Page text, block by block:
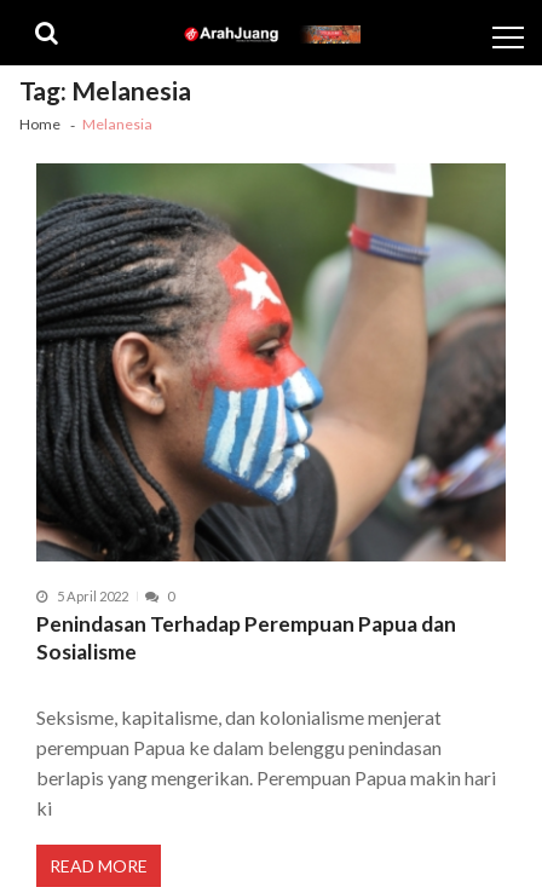
navigation
content
Tag: Melanesia
Home Melanesia
5 April 2022 0
Penindasan Terhadap Perempuan Papua dan
Sosialisme
Seksisme, kapitalisme, dan kolonialisme menjerat
perempuan Papua ke dalam belenggu penindasan
berlapis yang mengerikan. Perempuan Papua makin hari
ki
READ MORE